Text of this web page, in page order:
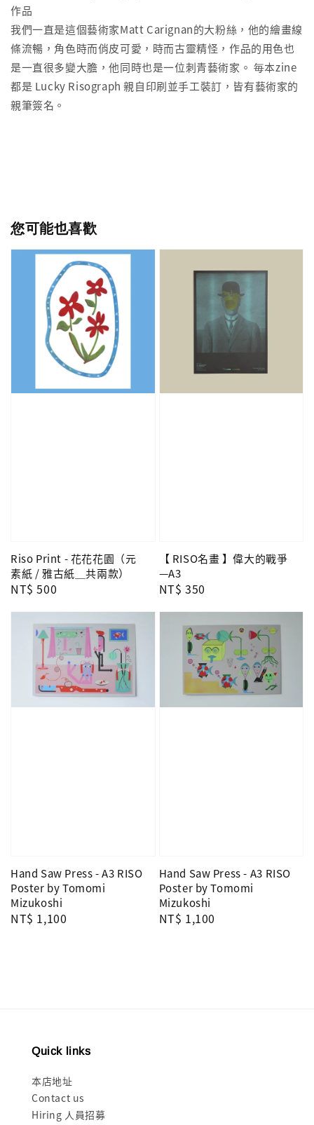
作品
我們一直是這個藝術家Matt Carignan的大粉絲，他的繪畫線
條流暢，角色時而俏皮可愛，時而古靈精怪，作品的用色也
是一直很多變大膽，他同時也是一位刺青藝術家。 毎本zine
都是 Lucky Risograph 親自印刷並手工裝訂，皆有藝術家的
親筆簽名。
您可能也喜歡
Riso Print - 花花花園（元
素紙 / 雅古紙＿共兩款）
Regular
NT$ 500
【 RISO名畫 】偉大的戰爭
—A3
Regular
NT$ 350
Hand Saw Press - A3 RISO
Poster by Tomomi
Mizukoshi
Regular
NT$ 1,100
Hand Saw Press - A3 RISO
Poster by Tomomi
Mizukoshi
Regular
NT$ 1,100
Quick links
本店地址
Contact us
Hiring 人員招募